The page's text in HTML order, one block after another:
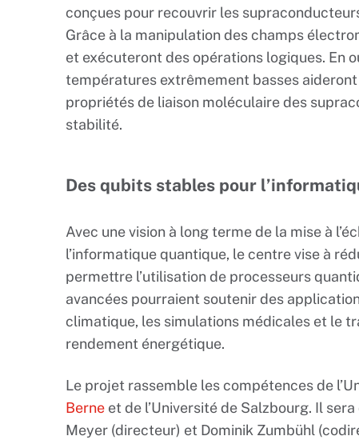
conçues pour recouvrir les
Grâce à la manipulation des champs
et exécuteront des opérations logiques. En
températures extrêmement basses
propriétés de liaison moléculaire des
stabilité.
Des qubits stables pour
Avec une vision à long terme de la mise à
l’informatique quantique, le centre vise à
permettre l’utilisation de processeurs
avancées pourraient soutenir des
climatique, les simulations médicales et le
rendement énergétique.
Le projet rassemble les compétences de
Berne et de l’Université de Salzbourg. Il
Meyer (directeur) et Dominik Zumbühl